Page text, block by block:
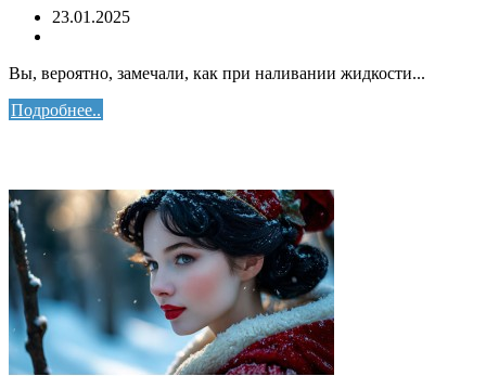
23.01.2025
Вы, вероятно, замечали, как при наливании жидкости...
Подробнее..